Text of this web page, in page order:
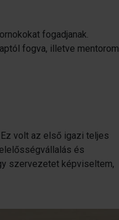
fogadjanak.
fogva, illetve mentorom
volt az első igazi teljes
és
szervezetet képviseltem,